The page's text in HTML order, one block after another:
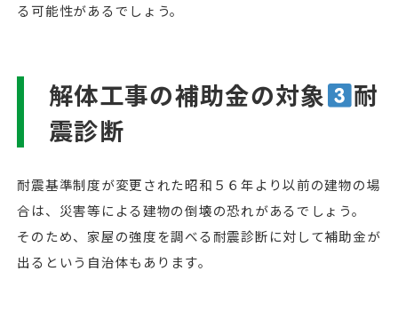
る可能性があるでしょう。
解体工事の補助金の対象
耐
震診断
耐震基準制度が変更された昭和５６年より以前の建物の場
合は、災害等による建物の倒壊の恐れがあるでしょう。
そのため、家屋の強度を調べる耐震診断に対して補助金が
出るという自治体もあります。